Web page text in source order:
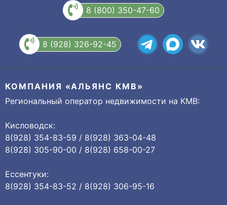
8 (800) 350-47-60
8 (928) 326-92-45
КОМПАНИЯ «АЛЬЯНС КМВ»
Региональный оператор недвижимости на КМВ:
Кисловодск:
8(928) 354-83-59 / 8(928) 363-04-48
8(928) 305-90-00 / 8(928) 658-00-27
Ессентуки:
8(928) 354-83-52 / 8(928) 306-95-16